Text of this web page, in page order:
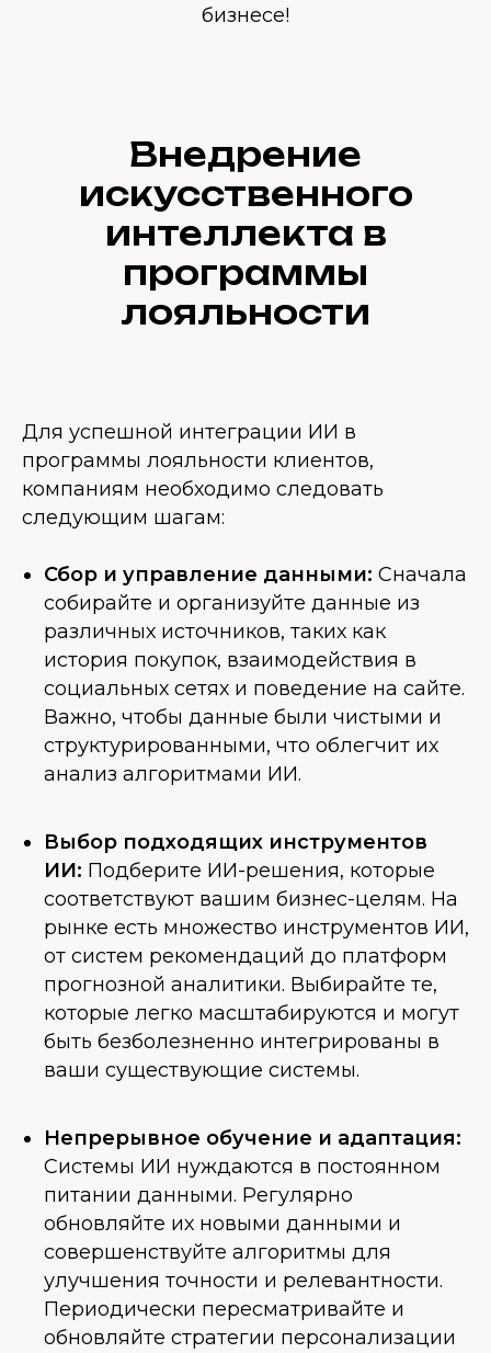
бизнесе!
Внедрение
искусственного
интеллекта в
программы
лояльности
Для успешной интеграции ИИ в
программы лояльности клиентов,
компаниям необходимо следовать
следующим шагам:
Сбор и управление данными: Сначала
собирайте и организуйте данные из
различных источников, таких как
история покупок, взаимодействия в
социальных сетях и поведение на сайте.
Важно, чтобы данные были чистыми и
структурированными, что облегчит их
анализ алгоритмами ИИ.
Выбор подходящих инструментов
ИИ: Подберите ИИ-решения, которые
соответствуют вашим бизнес-целям. На
рынке есть множество инструментов ИИ,
от систем рекомендаций до платформ
прогнозной аналитики. Выбирайте те,
которые легко масштабируются и могут
быть безболезненно интегрированы в
ваши существующие системы.
Непрерывное обучение и адаптация:
Системы ИИ нуждаются в постоянном
питании данными. Регулярно
обновляйте их новыми данными и
совершенствуйте алгоритмы для
улучшения точности и релевантности.
Периодически пересматривайте и
обновляйте стратегии персонализации